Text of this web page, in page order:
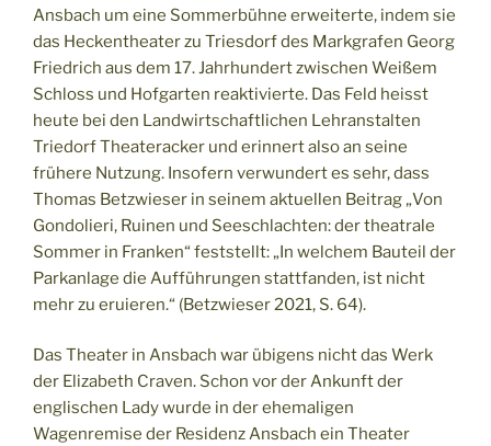
Ansbach um eine Sommerbühne erweiterte, indem sie
das Heckentheater zu Triesdorf des Markgrafen Georg
Friedrich aus dem 17. Jahrhundert zwischen Weißem
Schloss und Hofgarten reaktivierte. Das Feld heisst
heute bei den Landwirtschaftlichen Lehranstalten
Triedorf Theateracker und erinnert also an seine
frühere Nutzung. Insofern verwundert es sehr, dass
Thomas Betzwieser in seinem aktuellen Beitrag „Von
Gondolieri, Ruinen und Seeschlachten: der theatrale
Sommer in Franken“ feststellt: „In welchem Bauteil der
Parkanlage die Aufführungen stattfanden, ist nicht
mehr zu eruieren.“ (Betzwieser 2021, S. 64).
Das Theater in Ansbach war übigens nicht das Werk
der Elizabeth Craven. Schon vor der Ankunft der
englischen Lady wurde in der ehemaligen
Wagenremise der Residenz Ansbach ein Theater